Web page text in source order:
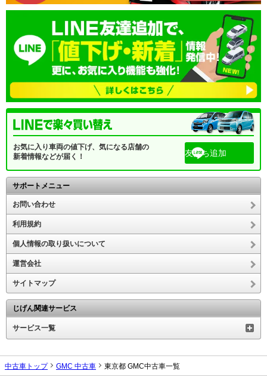
お気に入り車両の値下げ、気になる店舗の
新着情報などが届く！
友だち追加
サポートメニュー
お問い合わせ
利用規約
個人情報の取り扱いについて
運営会社
サイトマップ
じげん関連サービス
サービス一覧
中古車トップ GMC 中古車 東京都 GMC中古車一覧